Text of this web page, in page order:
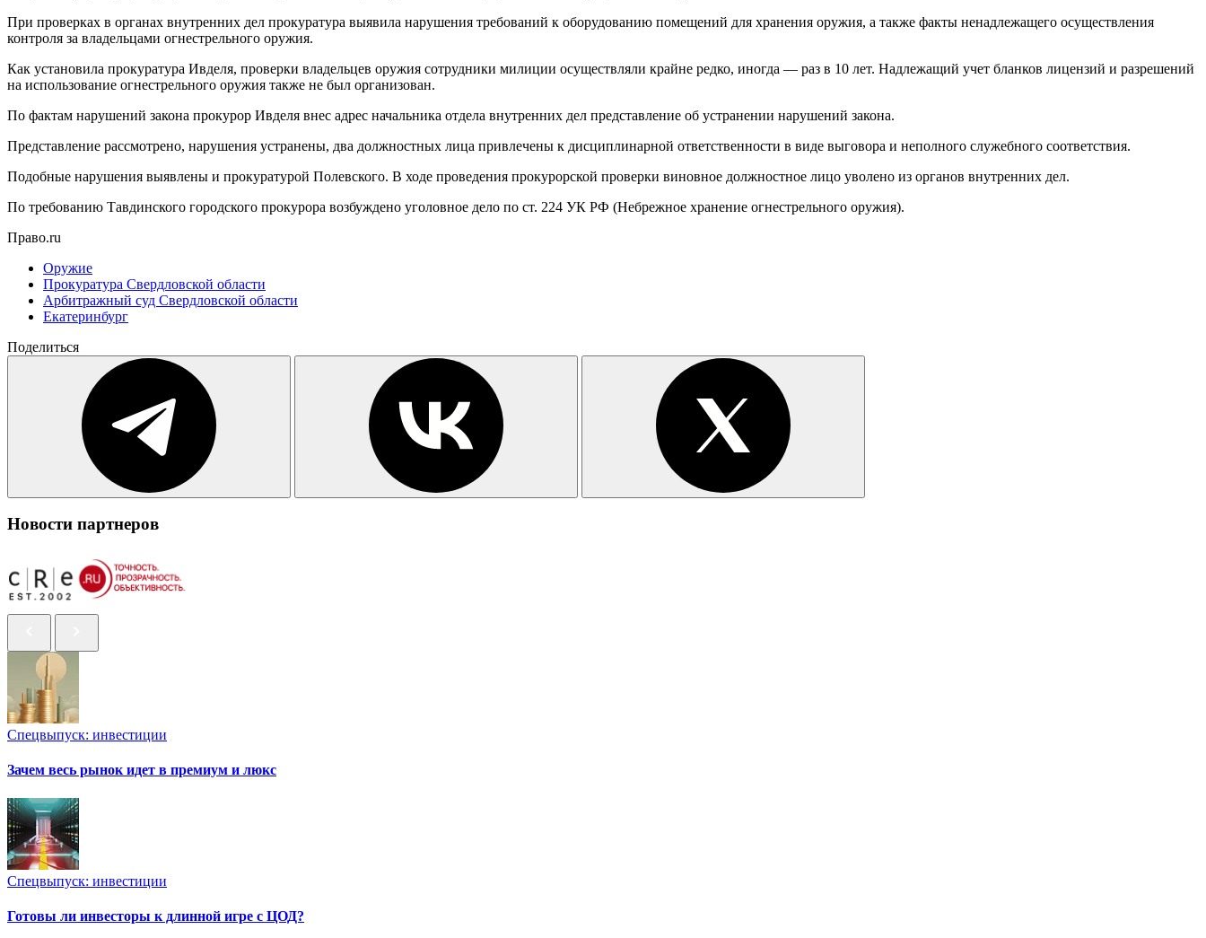
При проверках в органах внутренних дел прокуратура выявила нарушения требований к оборудованию помещений для хранения оружия, а также факты ненадлежащего осуществления
контроля за владельцами огнестрельного оружия.
Как установила прокуратура Ивделя, проверки владельцев оружия сотрудники милиции осуществляли крайне редко, иногда — раз в 10 лет. Надлежащий учет бланков лицензий и разрешений
на использование огнестрельного оружия также не был организован.
По фактам нарушений закона прокурор Ивделя внес адрес начальника отдела внутренних дел представление об устранении нарушений закона.
Представление рассмотрено, нарушения устранены, два должностных лица привлечены к дисциплинарной ответственности в виде выговора и неполного служебного соответствия.
Подобные нарушения выявлены и прокуратурой Полевского. В ходе проведения прокурорской проверки виновное должностное лицо уволено из органов внутренних дел.
По требованию Тавдинского городского прокурора возбуждено уголовное дело по ст. 224 УК РФ (Небрежное хранение огнестрельного оружия).
Право.ru
Оружие
Прокуратура Свердловской области
Арбитражный суд Свердловской области
Екатеринбург
Поделиться
Новости партнеров
Спецвыпуск: инвестиции
Зачем весь рынок идет в премиум и люкс
Спецвыпуск: инвестиции
Готовы ли инвесторы к длинной игре с ЦОД?